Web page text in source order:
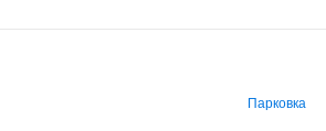
Парковка